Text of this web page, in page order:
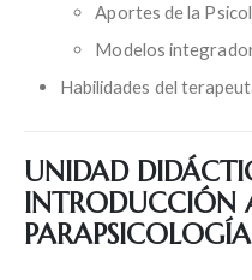
Aportes de la
Modelos
Habilidades del
UNIDAD
INTRODUCCIÓN
PARAPSICOLOGÍA